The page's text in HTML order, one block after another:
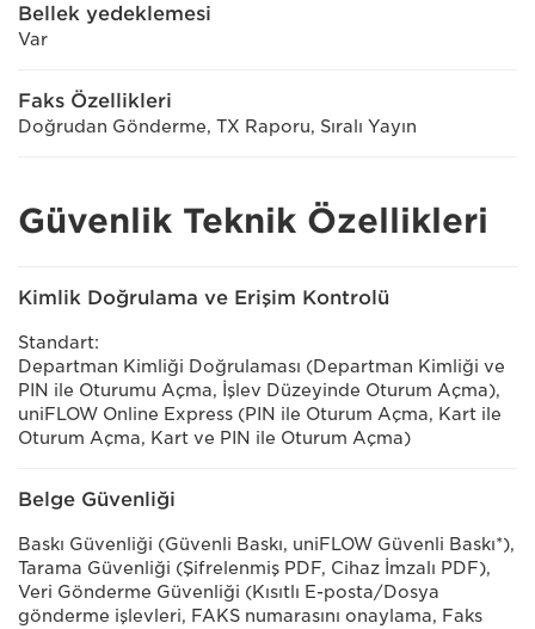
Bellek yedeklemesi
Var
Faks Özellikleri
Doğrudan Gönderme, TX Raporu, Sıralı Yayın
Güvenlik Teknik Özellikleri
Kimlik Doğrulama ve Erişim Kontrolü
Standart:
Departman Kimliği Doğrulaması (Departman Kimliği ve
PIN ile Oturumu Açma, İşlev Düzeyinde Oturum Açma),
uniFLOW Online Express (PIN ile Oturum Açma, Kart ile
Oturum Açma, Kart ve PIN ile Oturum Açma)
Belge Güvenliği
Baskı Güvenliği (Güvenli Baskı, uniFLOW Güvenli Baskı*),
Tarama Güvenliği (Şifrelenmiş PDF, Cihaz İmzalı PDF),
Veri Gönderme Güvenliği (Kısıtlı E-posta/Dosya
gönderme işlevleri, FAKS numarasını onaylama, Faks